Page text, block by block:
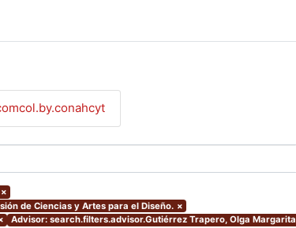
×
de Ciencias y Artes para el Diseño. ×
Advisor: search.filters.advisor.Gutiérrez Trapero, Olga Margarita